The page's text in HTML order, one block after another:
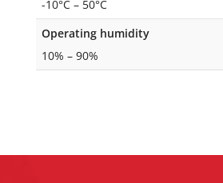
-10°C – 50°C
Operating humidity
10% – 90%